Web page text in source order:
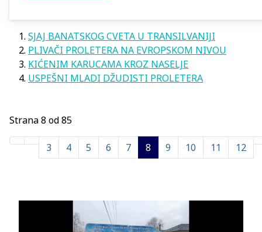
SJAJ BANATSKOG CVETA U TRANSILVANIJI
PLIVAČI PROLETERA NA EVROPSKOM NIVOU
KIĆENIM KARUCAMA KROZ NASELJE
USPEŠNI MLADI DŽUDISTI PROLETERA
Strana 8 od 85
3 4 5 6 7 8 9 10 11 12